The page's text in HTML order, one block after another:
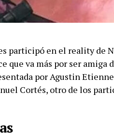
participó en el reality de
que va más por ser amiga
por Agustin
Cortés, otro de los